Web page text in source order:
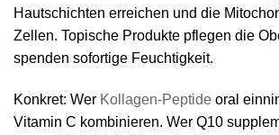
Hautschichten erreichen und die
Zellen. Topische Produkte pflegen die
spenden sofortige Feuchtigkeit.
Konkret: Wer Kollagen-Peptide oral
Vitamin C kombinieren. Wer Q10